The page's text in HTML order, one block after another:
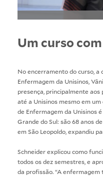
Um curso
No encerramento do curso, a
Enfermagem da Unisinos,
presença, principalmente
até a Unisinos mesmo em um
de Enfermagem da Unisinos
Grande do Sul: são 68 anos
em São Leopoldo, expandiu
Schneider explicou como
todos os dez semestres, e
da profissão. “A enfermagem